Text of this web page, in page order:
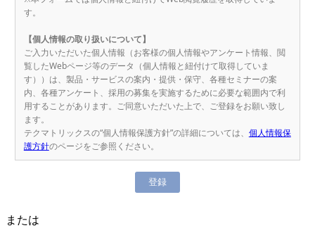
す。
【個人情報の取り扱いについて】
ご入力いただいた個人情報（お客様の個人情報やアンケート情報、閲
覧したWebページ等のデータ（個人情報と紐付けて取得していま
す））は、製品・サービスの案内・提供・保守、各種セミナーの案
内、各種アンケート、採用の募集を実施するために必要な範囲内で利
用することがあります。ご同意いただいた上で、ご登録をお願い致し
ます。
テクマトリックスの“個人情報保護方針”の詳細については、 個人情報保
護方針のページをご参照ください。
または